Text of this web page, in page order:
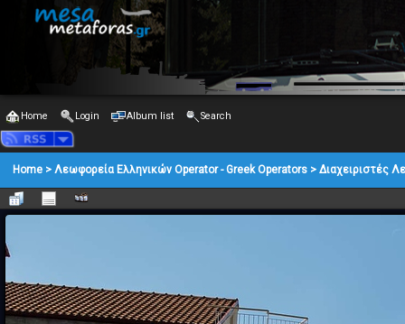
Home Login Album list Search
Home > Λεωφορεία Ελληνικών Operator - Greek Operators > Διαχειριστές